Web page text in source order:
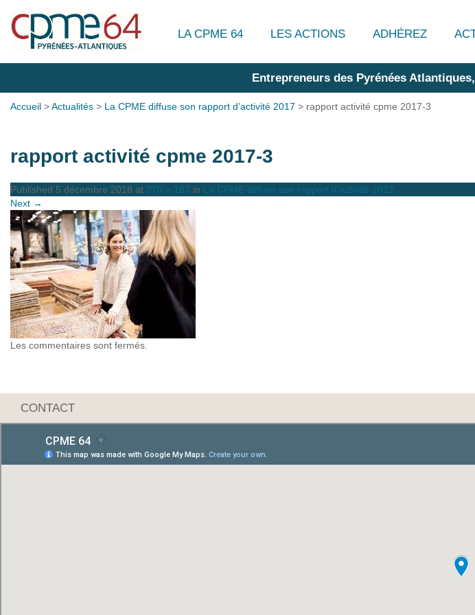
LA CPME 64 LES ACTIONS ADHÉREZ
Entrepreneurs des Pyrénées
Accueil >Actualités > La CPME diffuse son rapport d’activité 2017 > rapport activité cpme 2017-3
rapport activité cpme 2017-3
Published 5 décembre 2018 at 270 × 187 in La CPME diffuse son rapport d’activité 2017
Next →
Les commentaires sont fermés.
CONTACT